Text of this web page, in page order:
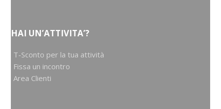
HAI UN’ATTIVITA’?
T-Sconto per la tua attività
Fissa un incontro
Area Clienti